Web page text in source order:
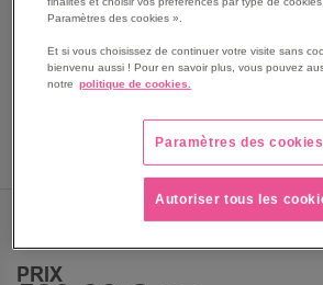
GALLERY
Sons cardiaques, pulmonaires et
jusqu'à 32 fois
Accès direct et en temps réel aux
votre smartphone
PRIX
Paramètres des cookies ».
Et si vous choisissez de continuer votre visite sans
bienvenu aussi ! Pour en savoir plus, vous pouvez
notre politique de cookies.
Paramètres des cookies
Autoriser tous les